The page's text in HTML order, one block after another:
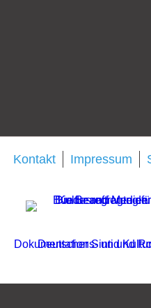
Kontakt Impressum